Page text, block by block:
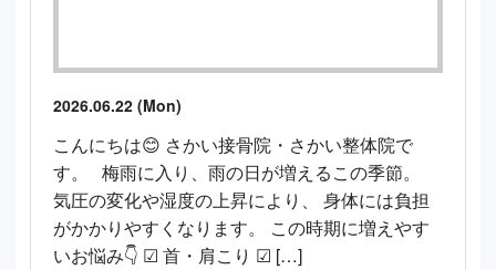
2026.06.22 (Mon)
こんにちは😊 さかい接骨院・さかい整体院で
す。 梅雨に入り、雨の日が増えるこの季節。
気圧の変化や湿度の上昇により、 身体には負担
がかかりやすくなります。 この時期に増えやす
いお悩み👇 ☑ 首・肩こり ☑ […]